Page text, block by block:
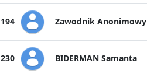
194 Zawodnik Anonimowy
230 BIDERMAN Samanta